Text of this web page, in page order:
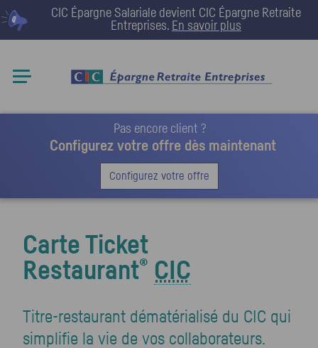
CIC Épargne Salariale devient CIC Épargne Retraite
Entreprises. En savoir plus
Pas encore client ?
Configurez votre offre dès maintenant
Configurez votre offre
Carte Ticket
Restaurant® CIC
Titre-restaurant dématérialisé du CIC qui
simplifie la vie de vos collaborateurs.